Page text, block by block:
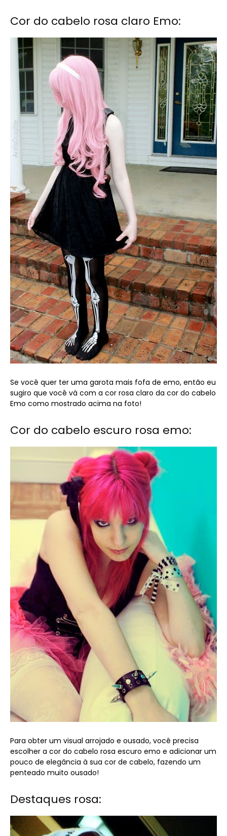
Cor do cabelo rosa claro Emo:
Se você quer ter uma garota mais fofa de emo, então eu
sugiro que você vá com a cor rosa claro da cor do cabelo
Emo como mostrado acima na foto!
Cor do cabelo escuro rosa emo:
Para obter um visual arrojado e ousado, você precisa
escolher a cor do cabelo rosa escuro emo e adicionar um
pouco de elegância à sua cor de cabelo, fazendo um
penteado muito ousado!
Destaques rosa: